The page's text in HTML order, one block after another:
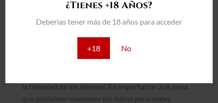
¿Tienes +18 Años?
Deberías tener más de 18 años para acceder
+18 No
Veracidad de los datos
El Usuario manifiesta que todos los datos facilitados
por él son ciertos y correctos y se compromete a
mantenerlos actualizados. El Usuario responderá de
la veracidad de sus datos y será el único responsable
la falsedad de los mismos. Es importante que, para
que podamos mantener los datos personales